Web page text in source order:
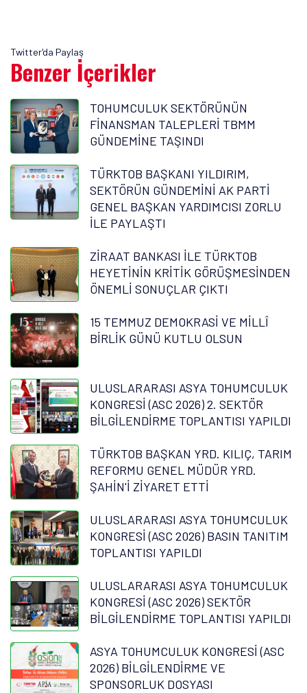
Twitter'da Paylaş
Benzer İçerikler
TOHUMCULUK SEKTÖRÜNÜN
FİNANSMAN TALEPLERİ TBMM
GÜNDEMİNE TAŞINDI
TÜRKTOB BAŞKANI YILDIRIM,
SEKTÖRÜN GÜNDEMİNİ AK PARTİ
GENEL BAŞKAN YARDIMCISI ZORLU
İLE PAYLAŞTI
ZİRAAT BANKASI İLE TÜRKTOB
HEYETİNİN KRİTİK GÖRÜŞMESİNDEN
ÖNEMLİ SONUÇLAR ÇIKTI
15 TEMMUZ DEMOKRASİ VE MİLLÎ
BİRLİK GÜNÜ KUTLU OLSUN
ULUSLARARASI ASYA TOHUMCULUK
KONGRESİ (ASC 2026) 2. SEKTÖR
BİLGİLENDİRME TOPLANTISI YAPILDI
TÜRKTOB BAŞKAN YRD. KILIÇ, TARIM
REFORMU GENEL MÜDÜR YRD.
ŞAHİN'İ ZİYARET ETTİ
ULUSLARARASI ASYA TOHUMCULUK
KONGRESİ (ASC 2026) BASIN TANITIM
TOPLANTISI YAPILDI
ULUSLARARASI ASYA TOHUMCULUK
KONGRESİ (ASC 2026) SEKTÖR
BİLGİLENDİRME TOPLANTISI YAPILDI
ASYA TOHUMCULUK KONGRESİ (ASC
2026) BİLGİLENDİRME VE
SPONSORLUK DOSYASI